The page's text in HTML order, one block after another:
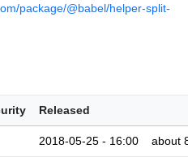
package/@babel/helper-split-
Released
2018-05-25 - 16:00 about